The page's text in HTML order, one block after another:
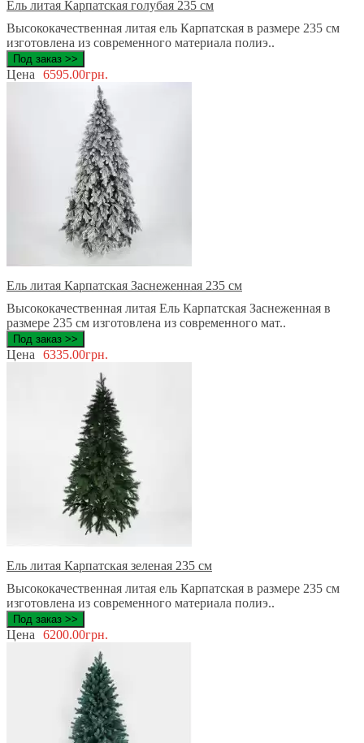
Ель литая Карпатская голубая 235 см
Высококачественная литая ель Карпатская в размере 235 см
изготовлена из современного материала полиэ..
Под заказ >>
Цена 6595.00грн.
Ель литая Карпатская Заснеженная 235 см
Высококачественная литая Ель Карпатская Заснеженная в
размере 235 см изготовлена из современного мат..
Под заказ >>
Цена 6335.00грн.
Ель литая Карпатская зеленая 235 см
Высококачественная литая ель Карпатская в размере 235 см
изготовлена из современного материала полиэ..
Под заказ >>
Цена 6200.00грн.